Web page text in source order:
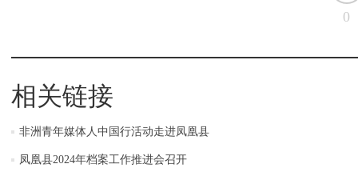
0
相关链接
非洲青年媒体人中国行活动走进凤凰县
凤凰县2024年档案工作推进会召开